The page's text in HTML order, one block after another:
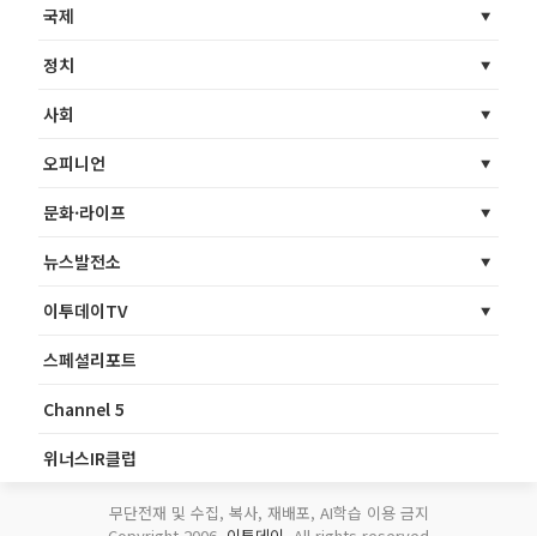
국제
정치
사회
오피니언
문화·라이프
뉴스발전소
이투데이TV
스페셜리포트
Channel 5
위너스IR클럽
무단전재 및 수집, 복사, 재배포, AI학습 이용 금지